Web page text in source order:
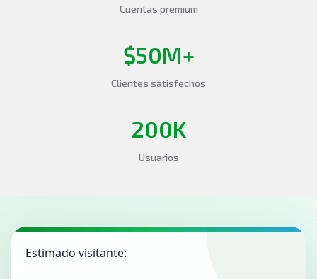
Cuentas premium
$50M+
Clientes satisfechos
200K
Usuarios
Estimado visitante: